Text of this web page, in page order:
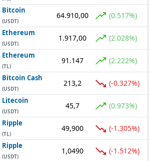
Bitcoin
(USDT)
64.910,00 (0.517%)
Ethereum
(USDT)
1.917,00 (2.028%)
Ethereum
(TL)
91.147 (2.222%)
Bitcoin Cash
(USDT)
213,2 (-0.327%)
Litecoin
(USDT)
45,7 (0.973%)
Ripple
(TL)
49,900 (-1.305%)
Ripple
(USDT)
1,0490 (-1.512%)